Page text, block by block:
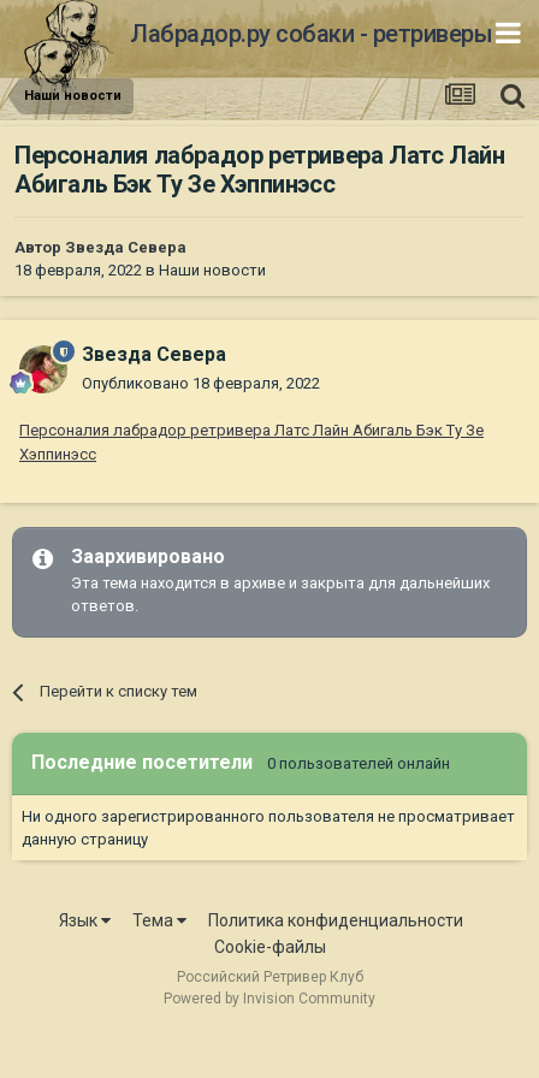
Лабрадор.ру собаки - ретриверы
Наши новости
Персоналия лабрадор ретривера Латс Лайн
Абигаль Бэк Ту Зе Хэппинэсс
Автор Звезда Севера
18 февраля, 2022 в Наши новости
Звезда Севера
Опубликовано 18 февраля, 2022
Персоналия лабрадор ретривера Латс Лайн Абигаль Бэк Ту Зе
Хэппинэсс
Заархивировано
Эта тема находится в архиве и закрыта для дальнейших
ответов.
Перейти к списку тем
Последние посетители 0 пользователей онлайн
Ни одного зарегистрированного пользователя не просматривает
данную страницу
Язык Тема
Политика конфиденциальности
Cookie-файлы
Российский Ретривер Клуб
Powered by Invision Community